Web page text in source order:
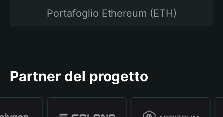
Portafoglio Ethereum (ETH)
Partner del progetto